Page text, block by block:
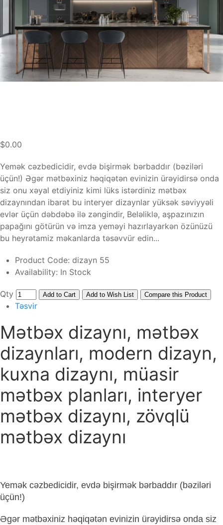
$0.00
Yemək cəzbedicidir, evdə bişirmək bərbaddır (bəziləri
üçün!) Əgər mətbəxiniz həqiqətən evinizin ürəyidirsə onda
siz onu xəyal etdiyiniz kimi lüks istərdiniz mətbəx
dizaynından ibarət bu interyer dizaynlar yüksək səviyyəli
evlər üçün dəbdəbə ilə zəngindir, Beləliklə, aşpazınızın
papağını götürün və imza yeməyi hazırlayarkən özünüzü
bu heyrətamiz məkanlarda təsəvvür edin...
Product Code: dizayn 55
Availability: In Stock
Qty Add to Cart Add to Wish List Compare this Product
Təsvir
Mətbəx dizaynı, mətbəx
dizaynları, modern dizayn,
kuxna dizaynı, müasir
mətbəx planları, interyer
mətbəx dizaynı, zövqlü
mətbəx dizaynı
Yemək cəzbedicidir, evdə bişirmək bərbaddır (bəziləri
üçün!)
Əgər mətbəxiniz həqiqətən evinizin ürəyidirsə onda siz